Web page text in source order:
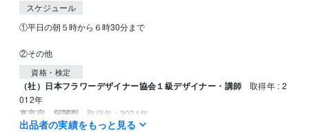
スケジュール
①平日の朝５時から６時30分まで
②その他
資格・検定
（社）日本フラワーデザイナー協会１級デザイナー・講師
取得年 : 2
012年
真言宗 阿闍梨 取得年 : 2021年
出品者の実績をもっと見る